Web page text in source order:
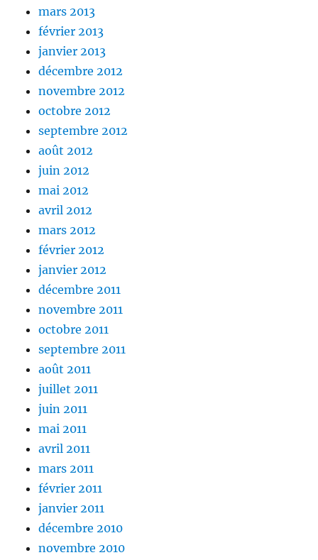
mars 2013
février 2013
janvier 2013
décembre 2012
novembre 2012
octobre 2012
septembre 2012
août 2012
juin 2012
mai 2012
avril 2012
mars 2012
février 2012
janvier 2012
décembre 2011
novembre 2011
octobre 2011
septembre 2011
août 2011
juillet 2011
juin 2011
mai 2011
avril 2011
mars 2011
février 2011
janvier 2011
décembre 2010
novembre 2010